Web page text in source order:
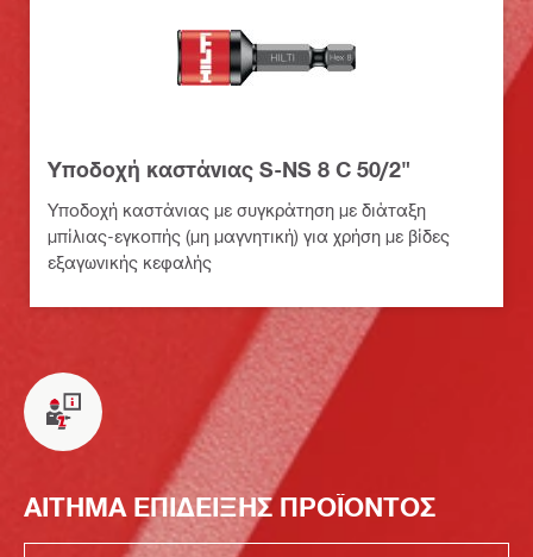
Υποδοχή καστάνιας S-NS 8 C 50/2"
Υποδοχή καστάνιας με συγκράτηση με διάταξη
μπίλιας-εγκοπής (μη μαγνητική) για χρήση με βίδες
εξαγωνικής κεφαλής
ΑΙΤΗΜΑ ΕΠΙΔΕΙΞΗΣ ΠΡΟΪΟΝΤΟΣ